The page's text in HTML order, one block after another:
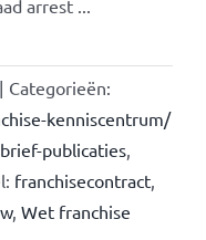
arrest ...
| Categorieën:
kenniscentrum/
publicaties,
franchisecontract,
, Wet franchise